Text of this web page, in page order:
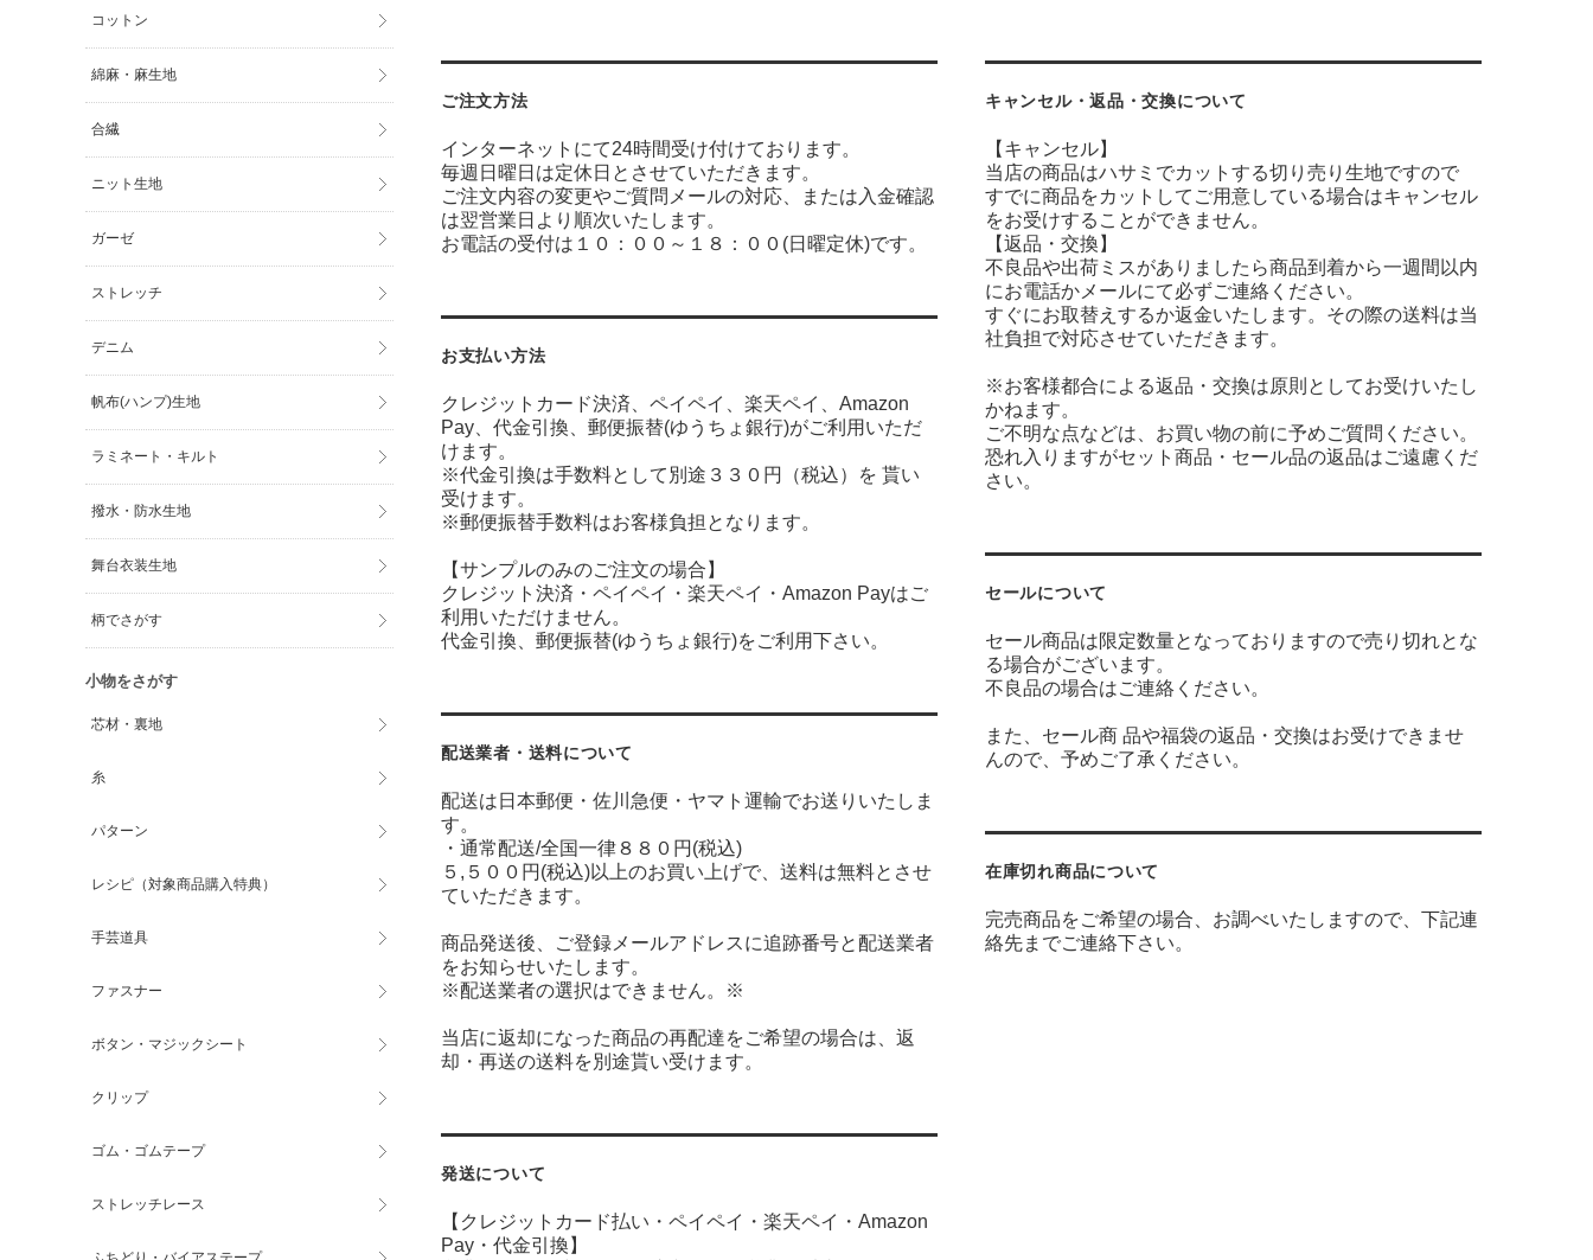
ご注文方法
インターネットにて24時間受け付けております。
毎週日曜日は定休日とさせていただきます。
ご注文内容の変更やご質問メールの対応、または入金確認
は翌営業日より順次いたします。
お電話の受付は１０：００～１８：００(日曜定休)です。
お支払い方法
クレジットカード決済、ペイペイ、楽天ペイ、Amazon
Pay、代金引換、郵便振替(ゆうちょ銀行)がご利用いただ
けます。
※代金引換は手数料として別途３３０円（税込）を 貰い
受けます。
※郵便振替手数料はお客様負担となります。
【サンプルのみのご注文の場合】
クレジット決済・ペイペイ・楽天ペイ・Amazon Payはご
利用いただけません。
代金引換、郵便振替(ゆうちょ銀行)をご利用下さい。
配送業者・送料について
配送は日本郵便・佐川急便・ヤマト運輸でお送りいたしま
す。
・通常配送/全国一律８８０円(税込)
５,５００円(税込)以上のお買い上げで、送料は無料とさせ
ていただきます。
商品発送後、ご登録メールアドレスに追跡番号と配送業者
をお知らせいたします。
※配送業者の選択はできません。※
当店に返却になった商品の再配達をご希望の場合は、返
却・再送の送料を別途貰い受けます。
発送について
【クレジットカード払い・ペイペイ・楽天ペイ・ Amazon
Pay・ 代金引換】
キャンセル・返品・交換について
【キャンセル】
当店の商品はハサミでカットする切り売り生地ですので
すでに商品をカットしてご用意している場合はキャンセル
をお受けすることができません。
【返品・交換】
不良品や出荷ミスがありましたら商品到着から一週間以内
にお電話かメールにて必ずご連絡ください。
すぐにお取替えするか返金いたします。その際の送料は当
社負担で対応させていただきます。
※お客様都合による返品・交換は原則としてお受けいたし
かねます。
ご不明な点などは、お買い物の前に予めご質問ください。
恐れ入りますがセット商品・セール品の返品はご遠慮くだ
さい。
セールについて
セール商品は限定数量となっておりますので売り切れとな
る場合がございます。
不良品の場合はご連絡ください。
また、セール商 品や福袋の返品・交換はお受けできませ
んので、予めご了承ください。
在庫切れ商品について
完売商品をご希望の場合、お調べいたしますので、下記連
絡先までご連絡下さい。
コットン
綿麻・麻生地
合繊
ニット生地
ガーゼ
ストレッチ
デニム
帆布(ハンプ)生地
ラミネート・キルト
撥水・防水生地
舞台衣装生地
柄でさがす
小物をさがす
芯材・裏地
糸
パターン
レシピ（対象商品購入特典）
手芸道具
ファスナー
ボタン・マジックシート
クリップ
ゴム・ゴムテープ
ストレッチレース